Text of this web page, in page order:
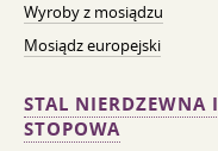
Wyroby z mosiądzu
Mosiądz europejski
STAL NIERDZEWNA I
STOPOWA